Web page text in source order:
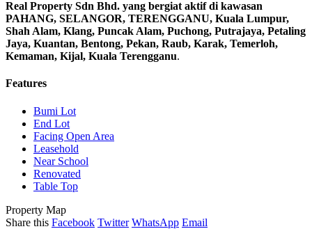
Real Property Sdn Bhd. yang bergiat aktif di kawasan
PAHANG, SELANGOR, TERENGGANU, Kuala Lumpur,
Shah Alam, Klang, Puncak Alam, Puchong, Putrajaya, Petaling
Jaya, Kuantan, Bentong, Pekan, Raub, Karak, Temerloh,
Kemaman, Kijal, Kuala Terengganu.
Features
Bumi Lot
End Lot
Facing Open Area
Leasehold
Near School
Renovated
Table Top
Property Map
Share this Facebook Twitter WhatsApp Email